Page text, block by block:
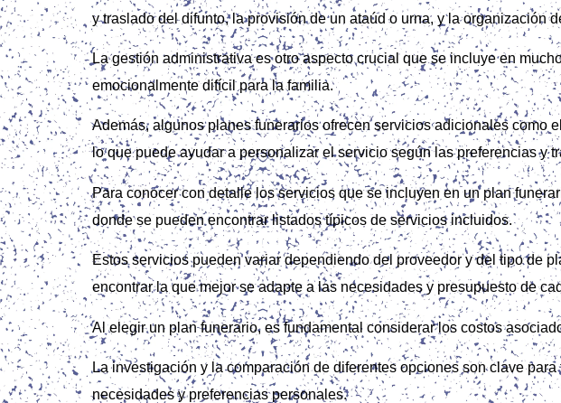
y traslado del difunto, la provisión de un ataúd o urna, y la organización
La gestión administrativa es otro aspecto crucial que se incluye en
emocionalmente difícil para la familia.
Además, algunos planes funerarios ofrecen servicios adicionales como
lo que puede ayudar a personalizar el servicio según las preferencias y
Para conocer con detalle los servicios que se incluyen en un plan
donde se pueden encontrar listados típicos de servicios incluidos.
Estos servicios pueden variar dependiendo del proveedor y del tipo de
encontrar la que mejor se adapte a las necesidades y presupuesto de
Al elegir un plan funerario, es fundamental considerar los costos
La investigación y la comparación de diferentes opciones son clave
necesidades y preferencias personales.